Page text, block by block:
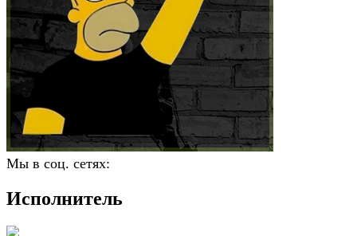
Мы в соц. сетях:
Исполнитель